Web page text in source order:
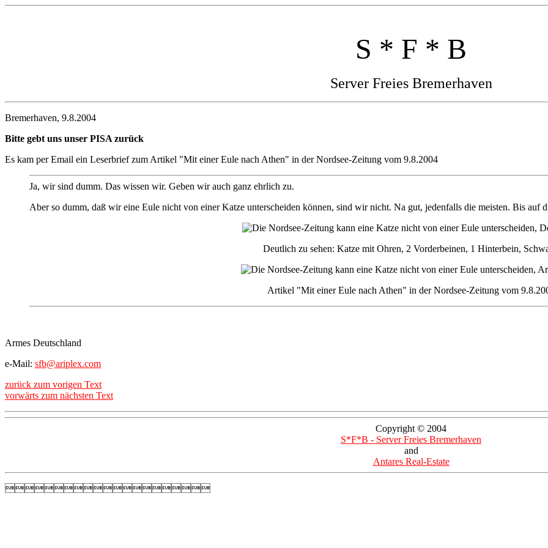
S * F * B
Server Freies Bremerhaven
Bremerhaven, 9.8.2004
Bitte gebt uns unser PISA zurück
Es kam per Email ein Leserbrief zum Artikel "Mit einer Eule nach Athen" in der Nordsee-Zeitung vom 9.8.2004
Ja, wir sind dumm. Das wissen wir. Geben wir auch ganz ehrlich zu.
Aber so dumm, daß wir eine Eule nicht von einer Katze unterscheiden können, sind wir nicht. Na gut, jedenfalls die meisten. Bis auf
Deutlich zu sehen: Katze mit Ohren, 2 Vorderbeinen, 1 Hinterbein,
Artikel "Mit einer Eule nach Athen" in der Nordsee-Zeitung vom
Armes Deutschland
e-Mail: sfb@ariplex.com
zurück zum vorigen Text
vorwärts zum nächsten Text
Copyright © 2004
S*F*B - Server Freies Bremerhaven
and
Antares Real-Estate
